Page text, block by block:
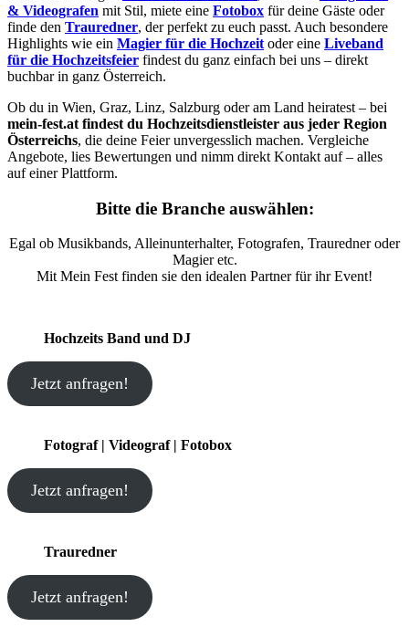
& Videografen mit Stil, miete eine Fotobox für deine Gäste oder
finde den Trauredner, der perfekt zu euch passt. Auch besondere
Highlights wie ein Magier für die Hochzeit oder eine Liveband
für die Hochzeitsfeier findest du ganz einfach bei uns – direkt
buchbar in ganz Österreich.
Ob du in Wien, Graz, Linz, Salzburg oder am Land heiratest – bei
mein-fest.at findest du Hochzeitsdienstleister aus jeder Region
Österreichs, die deine Feier unvergesslich machen. Vergleiche
Angebote, lies Bewertungen und nimm direkt Kontakt auf – alles
auf einer Plattform.
Bitte die Branche auswählen:
Egal ob Musikbands, Alleinunterhalter, Fotografen, Trauredner oder
Magier etc.
Mit Mein Fest finden sie den idealen Partner für ihr Event!
Hochzeits Band und DJ
Jetzt anfragen!
Fotograf | Videograf | Fotobox
Jetzt anfragen!
Trauredner
Jetzt anfragen!